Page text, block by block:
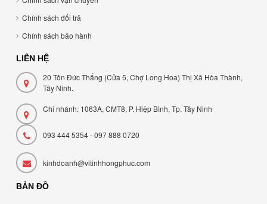
Chính sách đổi trả
Chính sách bảo hành
LIÊN HỆ
20 Tôn Đức Thắng (Cửa 5, Chợ Long Hoa) Thị Xã Hòa Thành,
Tây Ninh.
Chi nhánh: 1063A, CMT8, P. Hiệp Bình, Tp. Tây Ninh
093 444 5354 - 097 888 0720
kinhdoanh@vitinhhongphuc.com
BẢN ĐỒ